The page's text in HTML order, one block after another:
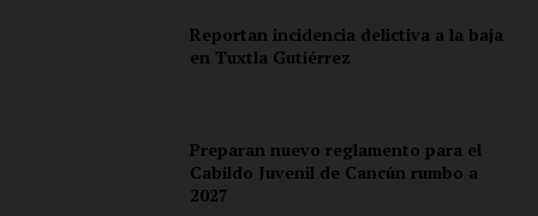
Reportan incidencia delictiva a la baja
en Tuxtla Gutiérrez
Preparan nuevo reglamento para el
Cabildo Juvenil de Cancún rumbo a
2027